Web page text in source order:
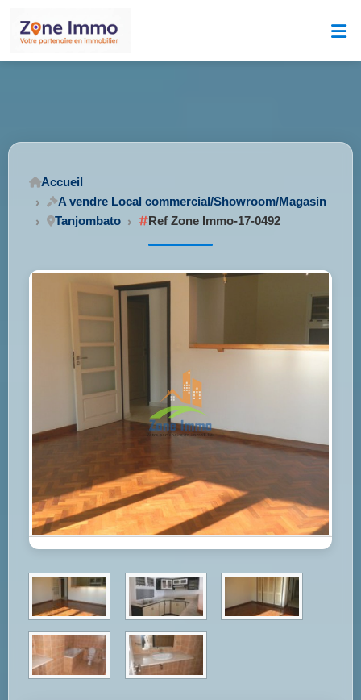
Accueil
A vendre Local commercial/Showroom/Magasin
Tanjombato
Ref Zone Immo-17-0492